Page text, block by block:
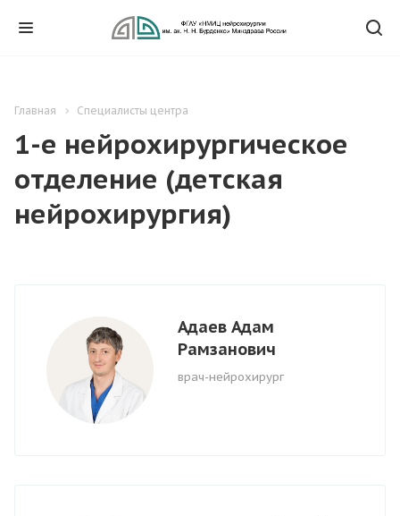
Главная Специалисты центра
1-е нейрохирургическое
отделение (детская
нейрохирургия)
Адаев Адам
Рамзанович
врач-нейрохирург